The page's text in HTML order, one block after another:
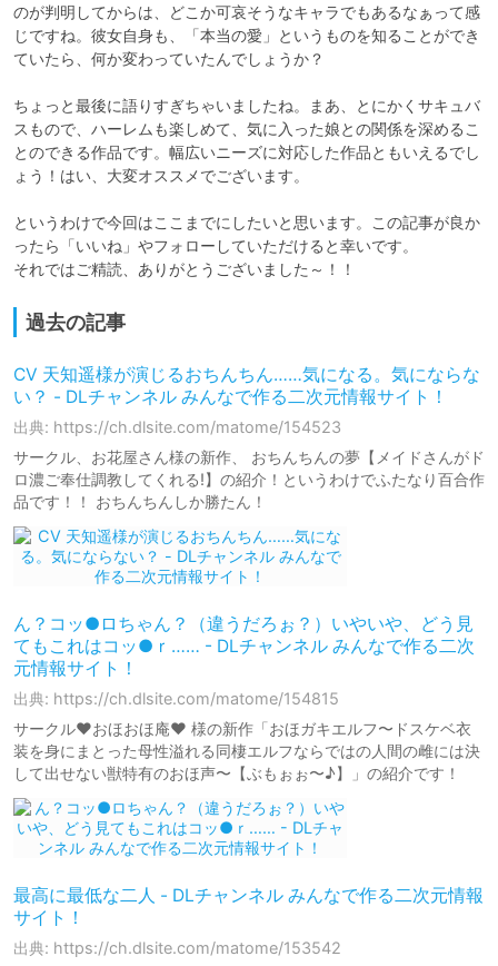
のが判明してからは、どこか可哀そうなキャラでもあるなぁって感
じですね。彼女自身も、「本当の愛」というものを知ることができ
ていたら、何か変わっていたんでしょうか？
ちょっと最後に語りすぎちゃいましたね。まあ、とにかくサキュバ
スもので、ハーレムも楽しめて、気に入った娘との関係を深めるこ
とのできる作品です。幅広いニーズに対応した作品ともいえるでし
ょう！はい、大変オススメでございます。
というわけで今回はここまでにしたいと思います。この記事が良か
ったら「いいね」やフォローしていただけると幸いです。
それではご精読、ありがとうございました～！！
過去の記事
CV 天知遥様が演じるおちんちん……気になる。気にならな
い？ - DLチャンネル みんなで作る二次元情報サイト！
出典: https://ch.dlsite.com/matome/154523
サークル、お花屋さん様の新作、 おちんちんの夢【メイドさんがド
ロ濃ご奉仕調教してくれる!】の紹介！というわけでふたなり百合作
品です！！ おちんちんしか勝たん！
ん？コッ●ロちゃん？（違うだろぉ？）いやいや、どう見
てもこれはコッ●ｒ…… - DLチャンネル みんなで作る二次
元情報サイト！
出典: https://ch.dlsite.com/matome/154815
サークル❤️おほおほ庵❤️ 様の新作「おほガキエルフ〜ドスケベ衣
装を身にまとった母性溢れる同棲エルフならではの人間の雌には決
して出せない獣特有のおほ声〜【ぶもぉぉ〜♪】」の紹介です！
最高に最低な二人 - DLチャンネル みんなで作る二次元情報
サイト！
出典: https://ch.dlsite.com/matome/153542